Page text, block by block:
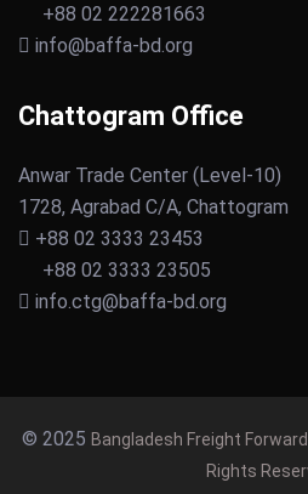
+88 02 222281663
info@baffa-bd.org
Chattogram Office
Anwar Trade Center (Level-10)
1728, Agrabad C/A, Chattogram
+88 02 3333 23453
+88 02 3333 23505
info.ctg@baffa-bd.org
© 2025 Bangladesh Freight
Rights